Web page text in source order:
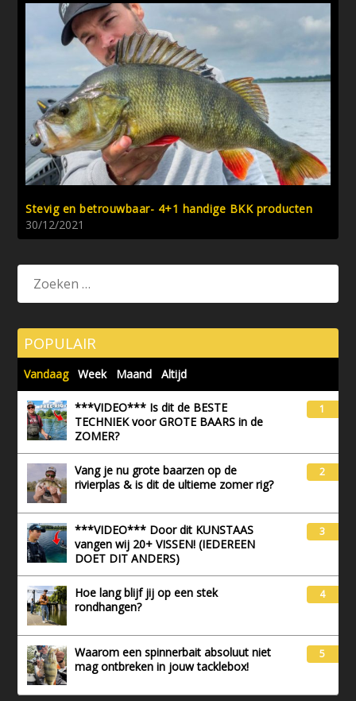
Stevig en betrouwbaar- 4+1 handige BKK producten
30/12/2021
POPULAIR
Vandaag Week Maand Altijd
***VIDEO*** Is dit de BESTE
TECHNIEK voor GROTE BAARS in de
ZOMER?
1
Vang je nu grote baarzen op de
rivierplas & is dit de ultieme zomer rig?
2
***VIDEO*** Door dit KUNSTAAS
vangen wij 20+ VISSEN! (IEDEREEN
DOET DIT ANDERS)
3
Hoe lang blijf jij op een stek
rondhangen?
4
Waarom een spinnerbait absoluut niet
mag ontbreken in jouw tacklebox!
5